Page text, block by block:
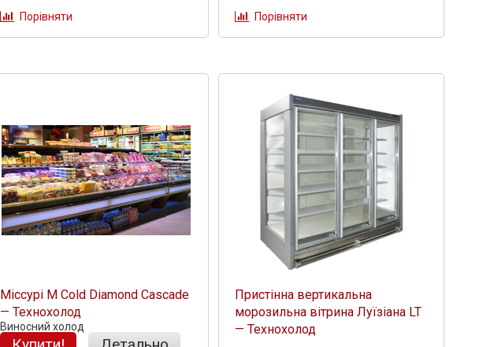
Порівняти Порівняти
Міссурі М Cold Diamond Cascade
— Технохолод
Виносний холод
Пристінна вертикальна
морозильна вітрина Луїзіана LT
— Технохолод